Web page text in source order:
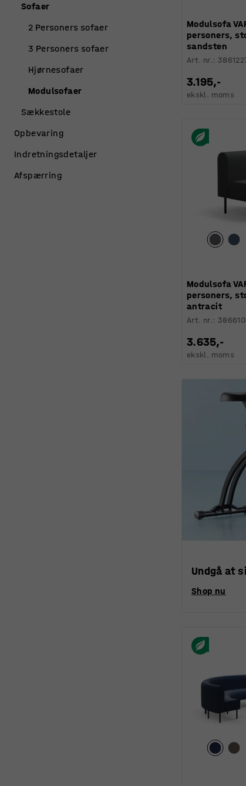
Modulsofa
personers,
sandsten
Art. nr.:
3.195,-
ekskl. moms
Modulsofa
personers,
antracit
Art. nr.:
3.635,-
ekskl. moms
Undgå at
Shop nu
Sofaer
2 Personers sofaer
3 Personers sofaer
Hjørnesofaer
Modulsofaer
Sækkestole
Opbevaring
Indretningsdetaljer
Afspærring